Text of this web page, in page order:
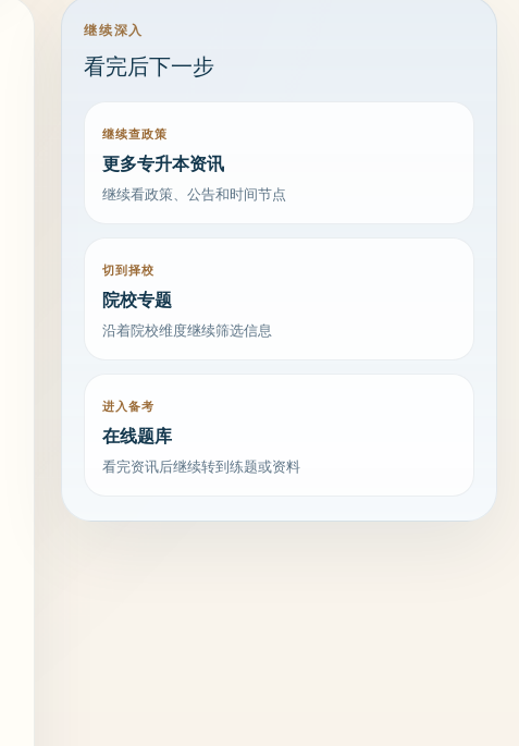
继续深入
看完后下一步
继续查政策
更多专升本资讯
继续看政策、公告和时间节点
切到择校
院校专题
沿着院校维度继续筛选信息
进入备考
在线题库
看完资讯后继续转到练题或资料